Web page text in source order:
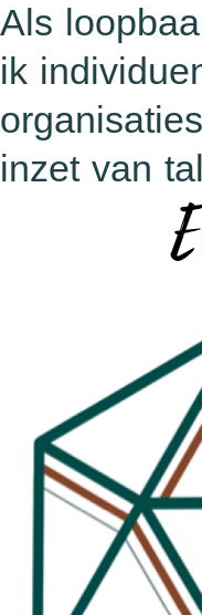
Als
ik
inzet van